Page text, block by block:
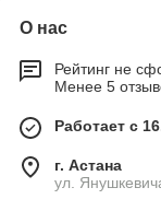
О нас
Рейтинг не
Менее 5
Работает с
г. Астана
ул.